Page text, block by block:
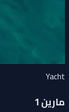
Yacht
مارين 1